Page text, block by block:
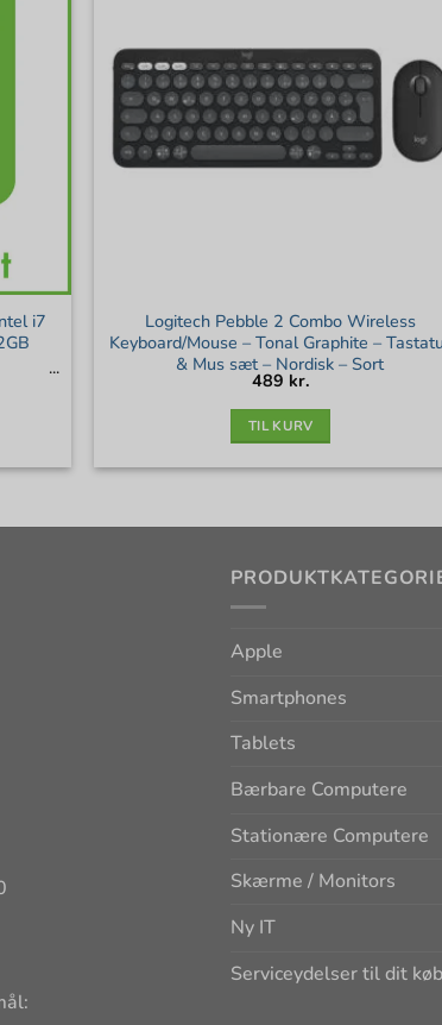
i7
Logitech Pebble 2 Combo Wireless
Keyboard/Mouse – Tonal Graphite –
& Mus sæt – Nordisk – Sort
489 kr.
TIL KURV
Apple
Smartphones
Tablets
Bærbare Computere
Stationære Computere
Skærme / Monitors
Ny IT
Serviceydelser til dit køb